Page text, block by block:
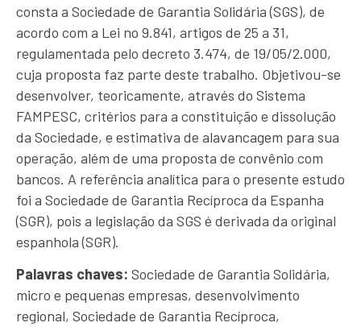
consta a Sociedade de Garantia Solidária (SGS), de
acordo com a Lei no 9.841, artigos de 25 a 31,
regulamentada pelo decreto 3.474, de 19/05/2.000,
cuja proposta faz parte deste trabalho. Objetivou-se
desenvolver, teoricamente, através do Sistema
FAMPESC, critérios para a constituição e dissolução
da Sociedade, e estimativa de alavancagem para sua
operação, além de uma proposta de convênio com
bancos. A referência analítica para o presente estudo
foi a Sociedade de Garantia Recíproca da Espanha
(SGR), pois a legislação da SGS é derivada da original
espanhola (SGR).
Palavras chaves: Sociedade de Garantia Solidária,
micro e pequenas empresas, desenvolvimento
regional, Sociedade de Garantia Recíproca,